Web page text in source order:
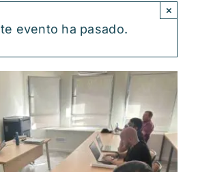
evento ha pasado.
×